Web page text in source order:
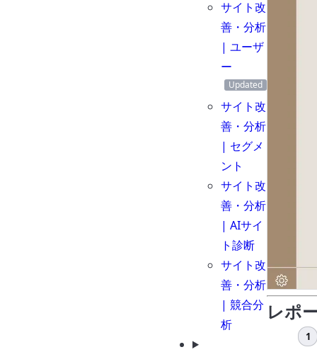
サイト改
善・分析
| ユーザ
ー
サイト改
善・分析
| セグメ
ント
サイト改
善・分析
| AIサイ
ト診断
サイト改
善・分析
| 競合分
析
レポ
セ